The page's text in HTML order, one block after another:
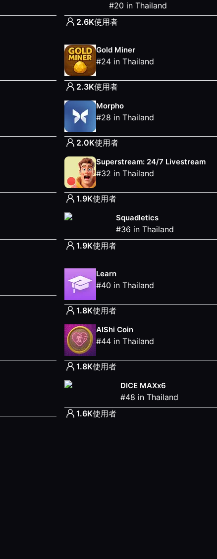
#20 in Thailand
2.6K使用者
Gold Miner
#24 in Thailand
2.3K使用者
Morpho
#28 in Thailand
2.0K使用者
Superstream: 24/7 Livestream
#32 in Thailand
1.9K使用者
Squadletics
#36 in Thailand
1.9K使用者
Learn
#40 in Thailand
1.8K使用者
AIShi Coin
#44 in Thailand
1.8K使用者
DICE MAXx6
#48 in Thailand
1.6K使用者